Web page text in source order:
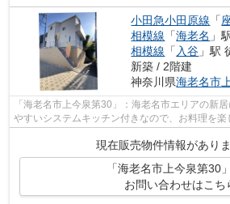
小田急小田原線 「
相模線 「海老名 」
相模線 「 入谷 」駅
新築 / 2階建
神奈川県海老名市
「海老名市上今泉第30」：海老名市エリアの新
やすいシステムキッチン付きなので、お料理を楽
設備の充実した、2020年10月築の物件...
現在販売物件情報がありま
「海老名市上今泉第30
お問い合わせはこち